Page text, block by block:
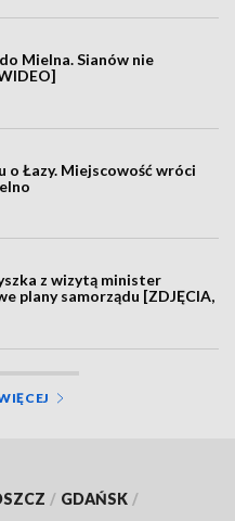
Mielna. Sianów nie
o Łazy. Miejscowość wróci
z wizytą minister
plany samorządu [ZDJĘCIA,
/ GDAŃSK /